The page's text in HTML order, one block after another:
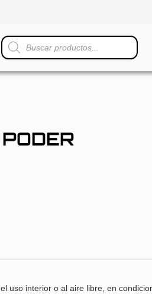
uso interior o al aire libre, en